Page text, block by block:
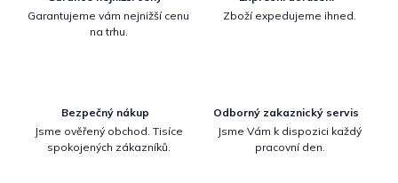
Garantujeme vám nejnižší cenu
na trhu.
Zboží expedujeme ihned.
Bezpečný nákup
Jsme ověřený obchod. Tisíce
spokojených zákazníků.
Odborný zakaznický servis
Jsme Vám k dispozici každý
pracovní den.